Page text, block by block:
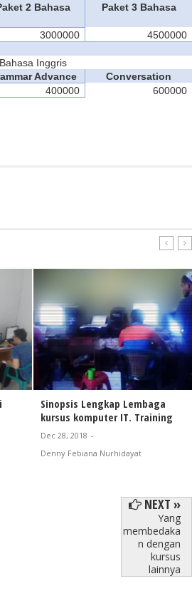
2 Bahasa Paket 3 Bahasa
3000000 4500000
Bahasa Inggris
Advance
Conversation
400000 600000
Sinopsis Lengkap Lembaga
kursus komputer IT. Training
Dec 28, 2018 -
Denny Febiana Nurhidayat
NEXT »
Yang
membedaka
n dengan
kursus
lainnya